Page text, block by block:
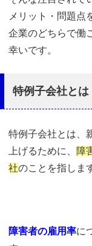
メリット・問題点
企業のどちらで働
幸いです。
特例子会社とは
特例子会社とは、
上げるために、 障
社のことを指しま
障害者の雇用率に